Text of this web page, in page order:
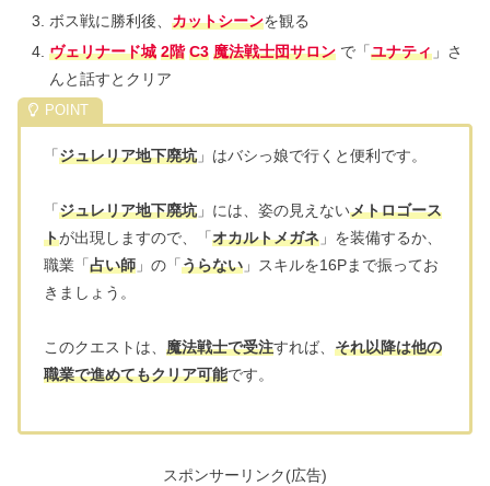
ボス戦に勝利後、 カットシーンを観る
ヴェリナード城 2階 C3 魔法戦士団サロンで「ユナティ」さ
んと話すとクリア
「ジュレリア地下廃坑 」はバシっ娘で行くと便利です。
「ジュレリア地下廃坑 」には、姿の見えないメトロゴース
トが出現しますので、「オカルトメガネ 」を装備するか、
職業「占い師 」の「うらない 」スキルを16Pまで振ってお
きましょう。
このクエストは、 魔法戦士で受注すれば、 それ以降は他の
職業で進めてもクリア可能です。
スポンサーリンク(広告)